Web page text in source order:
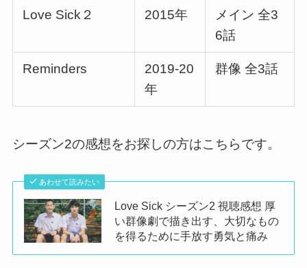
Love Sick２ 2015年
メイン 全3
6話
Reminders
2019-20
年
群像 全3話
シーズン2の感想をお探しの方はこちらです。
あわせて読みたい
Love Sick シーズン2 視聴感想 厚
い群像劇で描き出す、大切なもの
を得るために手放す勇気と痛み